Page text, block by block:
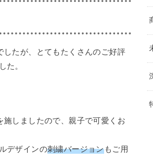
たが、とてもたくさんのご好評
た。
施しましたので、親子で可愛くお
デザインの刺繍バージョンもご用